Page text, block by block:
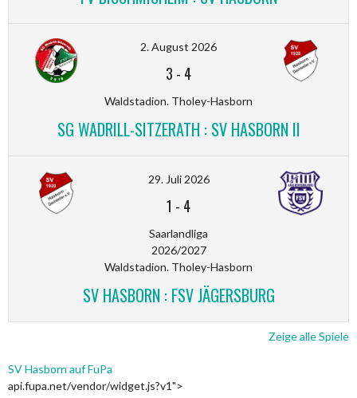
2. August 2026
3 - 4
Waldstadion. Tholey-Hasborn
SG WADRILL-SITZERATH : SV HASBORN II
29. Juli 2026
1 - 4
Saarlandliga
2026/2027
Waldstadion. Tholey-Hasborn
SV HASBORN : FSV JÄGERSBURG
Zeige alle Spiele
SV Hasborn auf FuPa
api.fupa.net/vendor/widget.js?v1">